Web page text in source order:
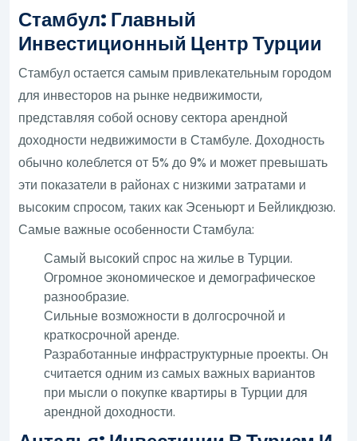
Стамбул: Главный
Инвестиционный Центр Турции
Стамбул остается самым привлекательным городом
для инвесторов на рынке недвижимости,
представляя собой основу сектора арендной
доходности недвижимости в Стамбуле. Доходность
обычно колеблется от 5% до 9% и может превышать
эти показатели в районах с низкими затратами и
высоким спросом, таких как Эсеньюрт и Бейликдюзю.
Самые важные особенности Стамбула:
Самый высокий спрос на жилье в Турции.
Огромное экономическое и демографическое
разнообразие.
Сильные возможности в долгосрочной и
краткосрочной аренде.
Разработанные инфраструктурные проекты. Он
считается одним из самых важных вариантов
при мысли о покупке квартиры в Турции для
арендной доходности.